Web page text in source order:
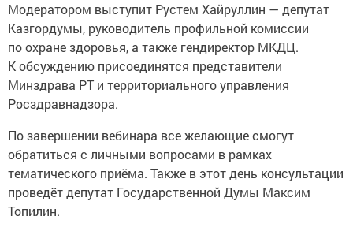
Модератором выступит Рустем Хайруллин — депутат
Казгордумы, руководитель профильной комиссии
по охране здоровья, а также гендиректор МКДЦ.
К обсуждению присоединятся представители
Минздрава РТ и территориального управления
Росздравнадзора.
По завершении вебинара все желающие смогут
обратиться с личными вопросами в рамках
тематического приёма. Также в этот день консультации
проведёт депутат Государственной Думы Максим
Топилин.